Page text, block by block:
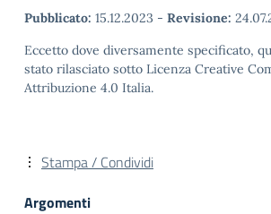
Pubblicato: 15.12.2023 - Revisione:
Eccetto dove diversamente specificato,
stato rilasciato sotto Licenza Creative
Attribuzione 4.0 Italia.
Stampa / Condividi
Argomenti